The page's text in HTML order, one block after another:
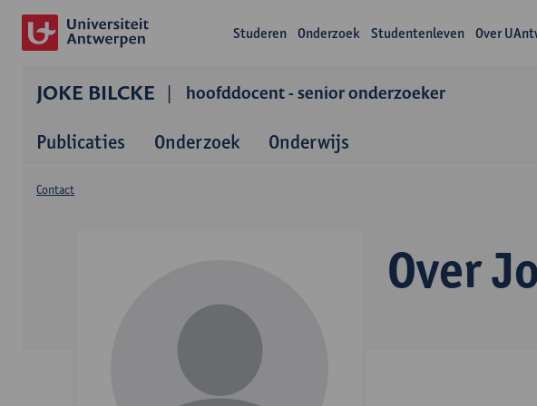
Studeren Onderzoek Studentenleven Over
JOKE BILCKE hoofddocent - senior onderzoeker
Publicaties Onderzoek Onderwijs
Over
Contact